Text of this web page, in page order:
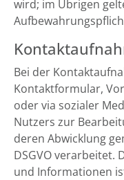
wird; im Übrigen
Bei der
Kontaktformular,
oder via sozialer
Nutzers zur
deren Abwicklung
DSGVO verarbeitet.
und Informationen